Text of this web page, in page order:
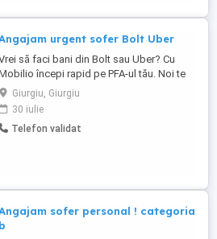
urgent sofer Bolt Uber
să faci bani din Bolt sau Uber? Cu
începi rapid pe PFA-ul tău. Noi te
ajutăm cu actele și suportul, tu doar
conduci și încasezi. Detalii la
Giurgiu, Giurgiu
30 iulie
Telefon validat
sofer personal ! categoria
b